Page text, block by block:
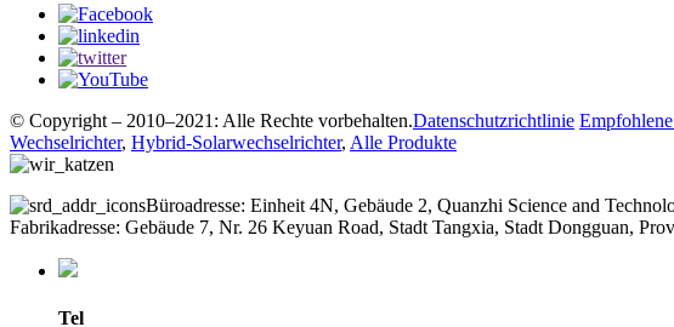
© Copyright – 2010–2021: Alle Rechte vorbehalten.Datenschutzrichtlinie
Wechselrichter, Hybrid-Solarwechselrichter, Alle Produkte
Büroadresse: Einheit 4N, Gebäude 2, Quanzhi Science and
Fabrikadresse: Gebäude 7, Nr. 26 Keyuan Road, Stadt Tangxia, Stadt Dongguan,
Tel